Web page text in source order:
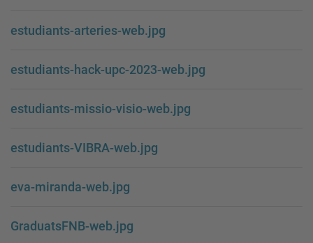
estudiants-arteries-web.jpg
estudiants-hack-upc-2023-web.jpg
estudiants-missio-visio-web.jpg
estudiants-VIBRA-web.jpg
eva-miranda-web.jpg
GraduatsFNB-web.jpg